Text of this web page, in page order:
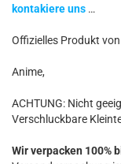
kontakiere uns …
Offizielles Produkt
Anime,
ACHTUNG: Nicht
Verschluckbare
Wir verpacken 100%